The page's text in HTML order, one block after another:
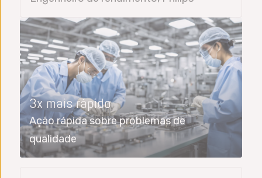
3x mais rápido
Ação rápida sobre problemas de
qualidade